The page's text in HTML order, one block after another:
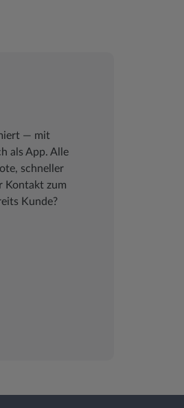
― mit
als App. Alle
schneller
Kontakt zum
Kunde?